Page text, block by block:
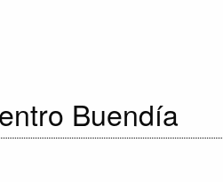
Buendía